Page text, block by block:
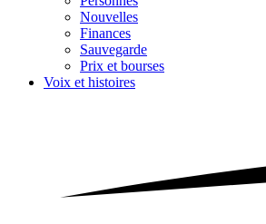
Nouvelles
Finances
Sauvegarde
Prix et bourses
Voix et histoires